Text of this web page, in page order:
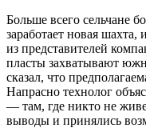
Больше всего сельчане
заработает новая
из представителей
пласты захватывают
сказал, что
Напрасно технолог
— там, где никто не
выводы и принялись